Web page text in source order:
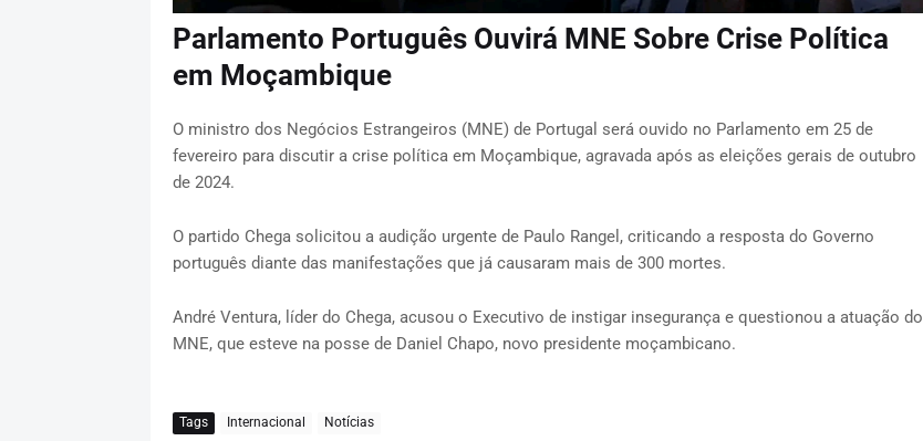
Parlamento Português Ouvirá MNE Sobre Crise Política
em Moçambique
O ministro dos Negócios Estrangeiros (MNE) de Portugal será ouvido no Parlamento em 25 de
fevereiro para discutir a crise política em Moçambique, agravada após as eleições gerais de outubro
de 2024.
O partido Chega solicitou a audição urgente de Paulo Rangel, criticando a resposta do Governo
português diante das manifestações que já causaram mais de 300 mortes.
André Ventura, líder do Chega, acusou o Executivo de instigar insegurança e questionou a atuação do
MNE, que esteve na posse de Daniel Chapo, novo presidente moçambicano.
Tags Internacional Notícias